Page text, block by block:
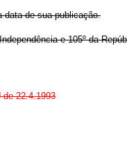
data de sua publicação.
e 105º da
22.4.1993